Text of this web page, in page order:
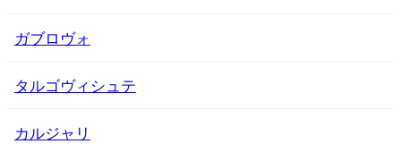
ガブロヴォ
タルゴヴィシュテ
カルジャリ